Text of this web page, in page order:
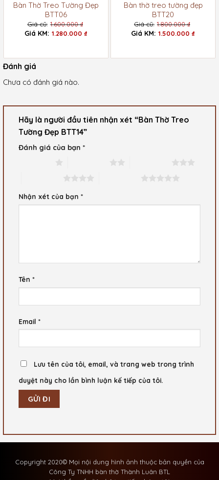
Bàn Thờ Treo Tường Đẹp
BTT06
1.600.000₫
Giá
gốc
1.280.000 ₫
là:
Bàn thờ treo tường đẹp
BTT20
1.800.000₫
Giá
gốc
1.500.000 ₫
là:
Đánh giá
Chưa có đánh giá nào.
Hãy là người đầu tiên nhận xét “Bàn Thờ Treo
Tường Đẹp BTT14”
Đánh giá của bạn *
Nhận xét của bạn *
Tên *
Email *
Lưu tên của tôi, email, và trang web trong trình
duyệt này cho lần bình luận kế tiếp của tôi.
Copyright 2020© Mọi nội dung hình ảnh thuộc bản quyền của
Công Ty TNHH bàn thờ Thành Luân BTL